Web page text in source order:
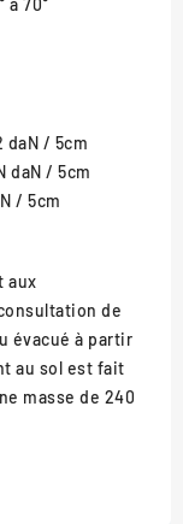
à 70°
daN / 5cm
daN / 5cm
/ 5cm
aux
de
évacué à partir
au sol est fait
masse de 240